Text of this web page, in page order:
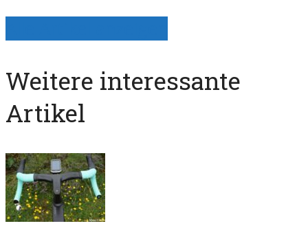
Weitere interessante
Artikel